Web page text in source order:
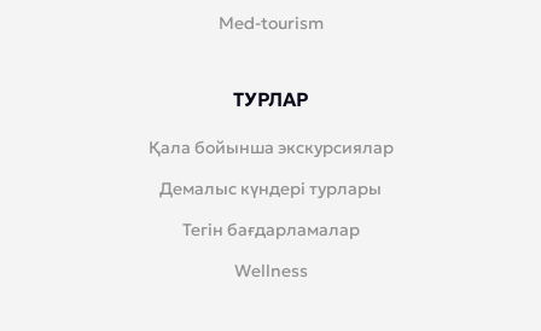
Med-tourism
ТУРЛАР
Қала бойынша экскурсиялар
Демалыс күндері турлары
Тегін бағдарламалар
Wellness